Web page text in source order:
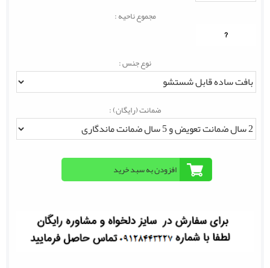
مجموع ناحیه :
?
نوع جنس :
ضمانت (رایگان) :